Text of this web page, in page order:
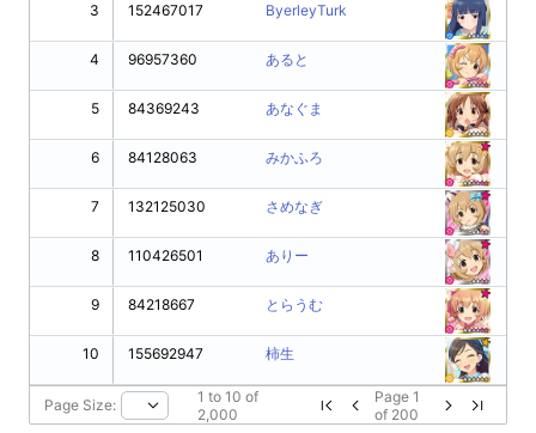
3
4
5
6
7
8
9
10
152467017 ByerleyTurk
96957360 あると
84369243 あなぐま
84128063 みかふろ
132125030 さめなぎ
110426501 ありー
84218667 とらうむ
155692947 柿生
Page Size: 1 to 10 of
2,000
Page 1
of 200